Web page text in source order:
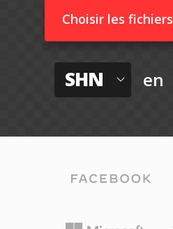
Choisir les fichiers
SHN en